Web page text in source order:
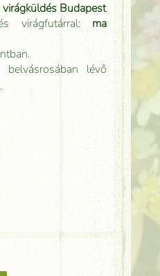
virágküldés Budapest
virágfutárral: ma
belvásrosában lévő